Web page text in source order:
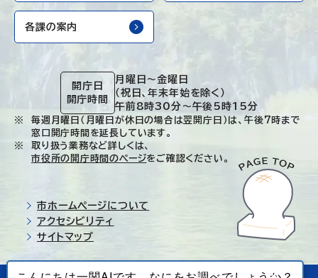
各課の案内
開庁日
開庁時間
月曜日～金曜日
（祝日、年末年始を除く）
午前8時30分～午後5時15分
毎週月曜日（月曜日が休日の場合は翌開庁日）は、午後7時まで
窓口開庁時間を延長しています。
取り扱う業務など詳しくは、
市役所の開庁時間のページをご確認ください。
市ホームページについて
アクセシビリティ
サイトマップ